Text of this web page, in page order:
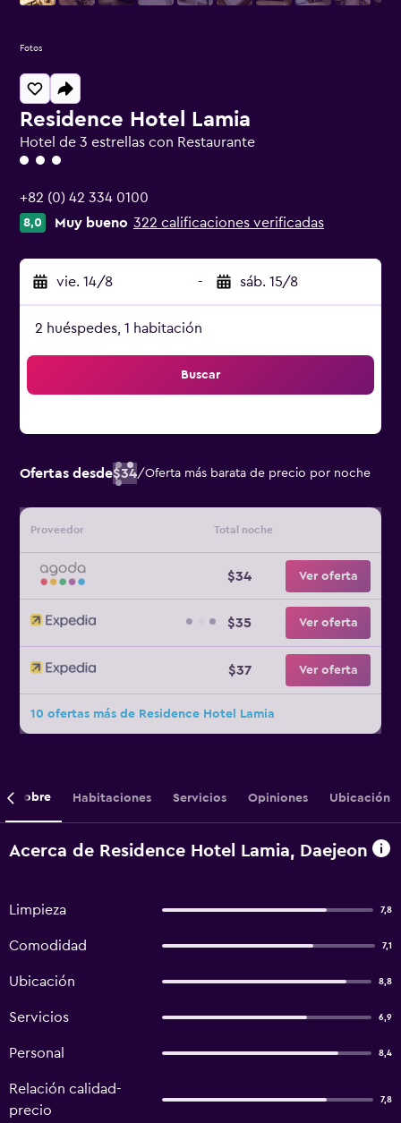
Residence Hotel Lamia
Hotel de 3 estrellas con Restaurante
Categoría 3
+82 (0) 42 334 0100
8,0 Muy bueno 322 calificaciones verificadas
vie. 14/8 - sáb. 15/8
2 huéspedes, 1 habitación
Buscar
Ofertas desde$34/Oferta más barata de precio por noche
Proveedor Total noche
$34 Ver oferta
$35 Ver oferta
$37 Ver oferta
10 ofertas más de Residence Hotel Lamia
Fotos
Sobre Habitaciones Servicios Opiniones Ubicación
Acerca de Residence Hotel Lamia, Daejeon
Limpieza 7,8
Comodidad 7,1
Ubicación 8,8
Servicios 6,9
Personal 8,4
Relación calidad-
precio
7,8